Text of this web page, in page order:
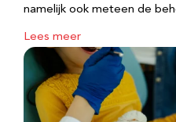
namelijk ook meteen de
Lees meer